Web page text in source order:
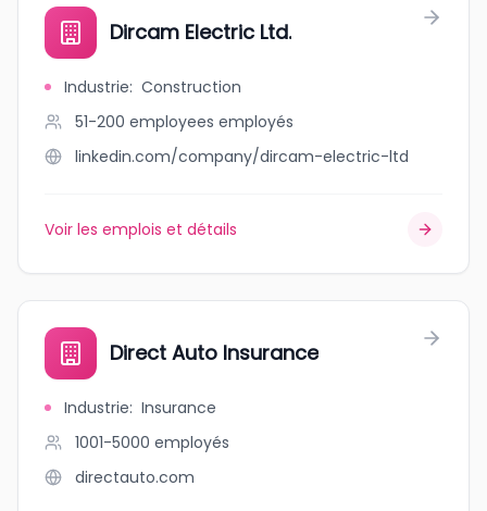
Dircam Electric Ltd.
Industrie: Construction
51-200 employees employés
linkedin.com/company/dircam-electric-ltd
Voir les emplois et détails
Direct Auto Insurance
Industrie: Insurance
1001-5000 employés
directauto.com